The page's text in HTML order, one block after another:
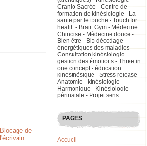
Cranio Sacrée - Centre de
formation de kinésiologie - La
santé par le touché - Touch for
health - Brain Gym - Médecine
Chinoise - Médecine douce -
Bien être - Bio décodage
énergétiques des maladies -
Consultation kinésiologie -
gestion des émotions - Three in
one concept - éducation
kinesthésique - Stress release -
Anatomie - kinésiologie
Harmonique - Kinésiologie
périnatale - Projet sens
PAGES
Accueil